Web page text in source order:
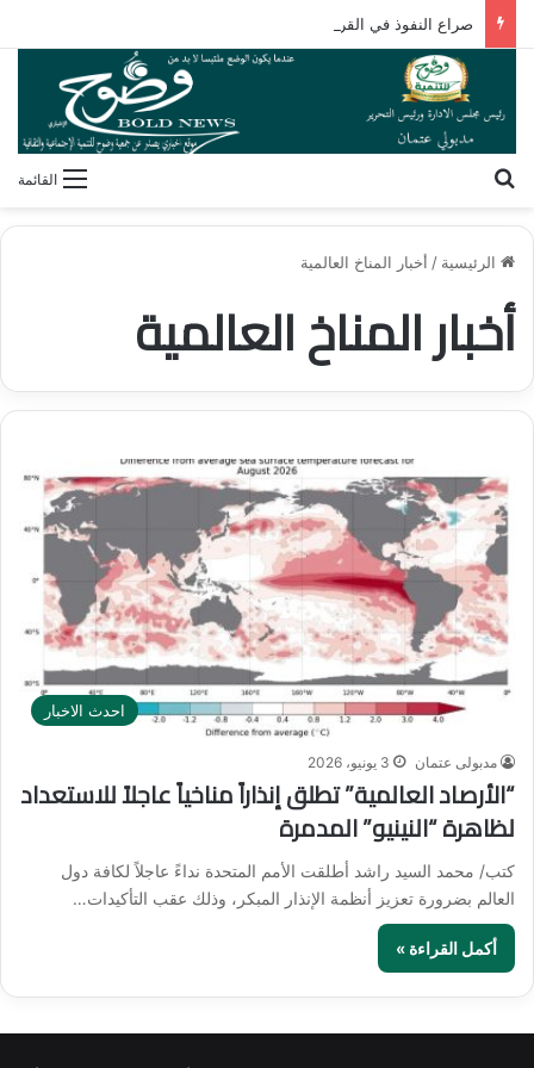
القائمة
الرئيسية / أخبار المناخ العالمية
أخبار المناخ العالمية
احدث الاخبار
مدبولى عتمان 3 يونيو، 2026
“الأرصاد العالمية” تطلق إنذاراً مناخياً عاجلاً للاستعداد
لظاهرة “النينيو” المدمرة
كتب/ محمد السيد راشد أطلقت الأمم المتحدة نداءً عاجلاً لكافة دول
العالم بضرورة تعزيز أنظمة الإنذار المبكر، وذلك عقب التأكيدات…
أكمل القراءة »